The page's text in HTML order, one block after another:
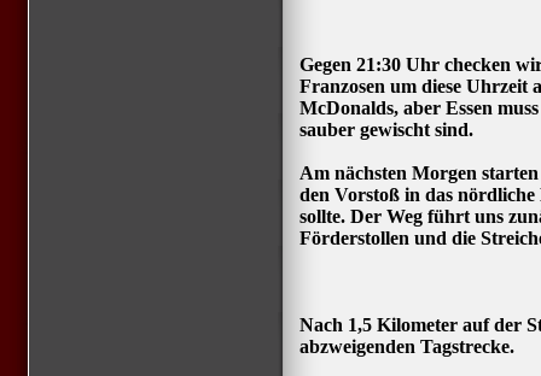
Gegen 21:30 Uhr checken
Franzosen um diese Uhrzeit
McDonalds, aber Essen
sauber gewischt sind.
Am nächsten Morgen
den Vorstoß in das
sollte. Der Weg führt uns
Förderstollen und die
Nach 1,5 Kilometer auf der
abzweigenden Tagstrecke.